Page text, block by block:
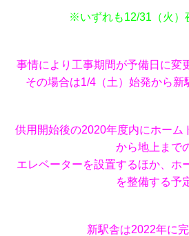
※いずれも12/31（火）
事情により工事期間が予備日に変
その場合は1/4（土）始発から新
供用開始後の2020年度内にホーム
から地上まで
エレベーターを設置するほか、ホ
を整備する予
新駅舎は2022年に